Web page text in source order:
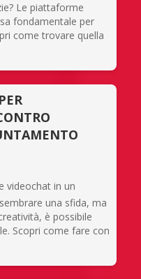
Le piattaforme
fondamentale per
come trovare quella
videochat in un
una sfida, ma
è possibile
Scopri come fare con